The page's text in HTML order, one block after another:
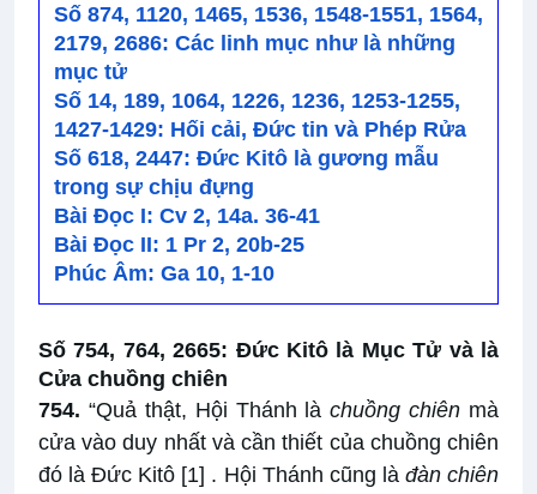
Số 874, 1120, 1465, 1536, 1548-1551, 1564,
2179, 2686: Các linh mục như là những
mục tử
Số 14, 189, 1064, 1226, 1236, 1253-1255,
1427-1429: Hối cải, Đức tin và Phép Rửa
Số 618, 2447: Đức Kitô là gương mẫu
trong sự chịu đựng
Bài Ðọc I: Cv 2, 14a. 36-41
Bài Ðọc II: 1 Pr 2, 20b-25
Phúc Âm: Ga 10, 1-10
Số 754, 764, 2665: Đức Kitô là Mục Tử và là
Cửa chuồng chiên
754. “Quả thật, Hội Thánh làchuồng chiên mà
cửa vào duy nhất và cần thiết của chuồng chiên
đó là Đức Kitô [1] . Hội Thánh cũng là đàn chiên